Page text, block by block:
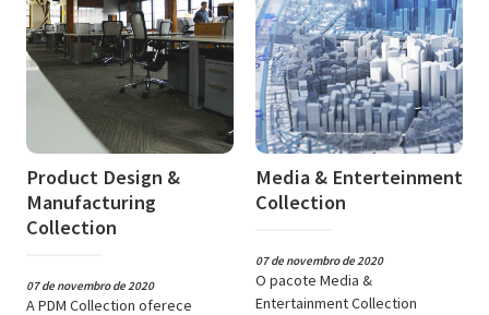
Product Design &
Manufacturing
Collection
07 de novembro de 2020
A PDM Collection oferece
Media & Enterteinment
Collection
07 de novembro de 2020
O pacote Media &
Entertainment Collection